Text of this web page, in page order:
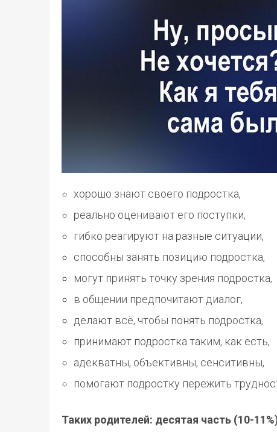
хорошо знают своего подростка,
реально оценивают его поступки,
гибко реагируют на разные ситуации,
способны занять позицию подростка,
могут принять точку зрения подростка,
в общении предпочитают диалог,
делают всё, чтобы понять подростка,
принимают подростка таким, как есть,
адекватны, объективны, сенситивны,
помогают подростку пережить
Таких родителей: десятая часть (10-